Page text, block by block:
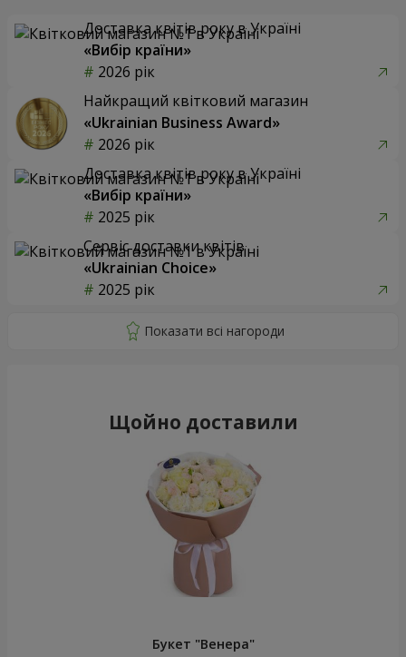
Доставка квітів року в Україні
«Вибір країни»
2026 рік
Найкращий квітковий магазин
«Ukrainian Business Award»
2026 рік
Доставка квітів року в Україні
«Вибір країни»
2025 рік
Сервіс доставки квітів
«Ukrainian Choice»
2025 рік
Щойно доставили
Букет "Венера"